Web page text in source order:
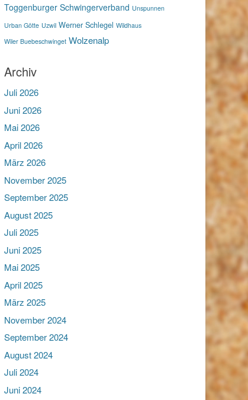
Toggenburger Schwingerverband Unspunnen
Urban Götte Uzwil Werner Schlegel Wildhaus
Wiler Buebeschwinget Wolzenalp
Archiv
Juli 2026
Juni 2026
Mai 2026
April 2026
März 2026
November 2025
September 2025
August 2025
Juli 2025
Juni 2025
Mai 2025
April 2025
März 2025
November 2024
September 2024
August 2024
Juli 2024
Juni 2024